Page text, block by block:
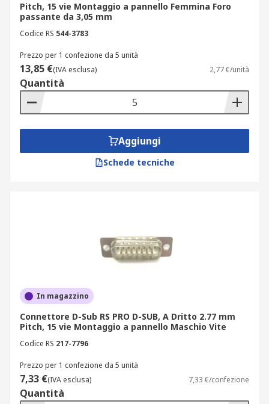
Pitch, 15 vie Montaggio a pannello Femmina Foro
passante da 3,05 mm
Codice RS 544-3783
Prezzo per 1 confezione da 5 unità
13,85 €(IVA esclusa) 2,77 €/unità
Quantità
Aggiungi
Schede tecniche
In magazzino
Connettore D-Sub RS PRO D-SUB, A Dritto 2.77 mm
Pitch, 15 vie Montaggio a pannello Maschio Vite
Codice RS 217-7796
Prezzo per 1 confezione da 5 unità
7,33 €(IVA esclusa) 7,33 €/confezione
Quantità